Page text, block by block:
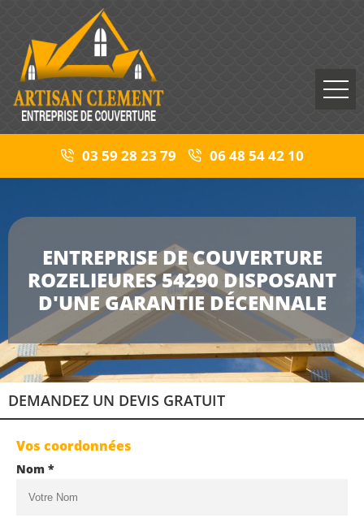
03 59 28 23 79 06 48 54 42 10
ENTREPRISE DE COUVERTURE
ROZELIEURES 54290 DISPOSANT
D'UNE GARANTIE DÉCENNALE
DEMANDEZ UN DEVIS GRATUIT
Vos coordonnées
Nom *